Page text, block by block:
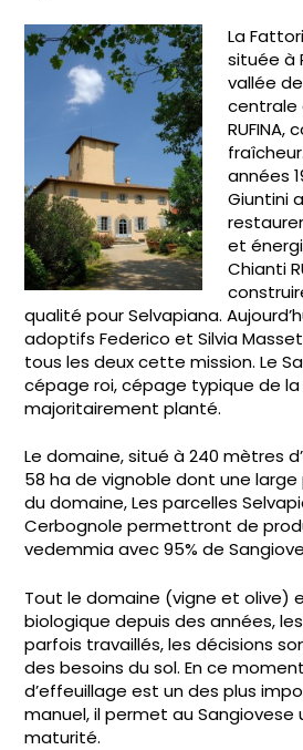
La
située à
vallée
centrale
RUFINA,
années
Giuntini
et
Chianti
qualité pour Selvapiana.
adoptifs Federico et Silvia
tous les deux cette mission. Le
cépage roi, cépage typique de la
majoritairement planté.
Le domaine, situé à 240 mètres
58 ha de vignoble dont une
du domaine, Les parcelles
Cerbognole permettront de
vedemmia avec 95% de
Tout le domaine (vigne et olive)
biologique depuis des années,
parfois travaillés, les décisions
des besoins du sol. En ce
d’effeuillage est un des plus
manuel, il permet au Sangiovese
maturité.